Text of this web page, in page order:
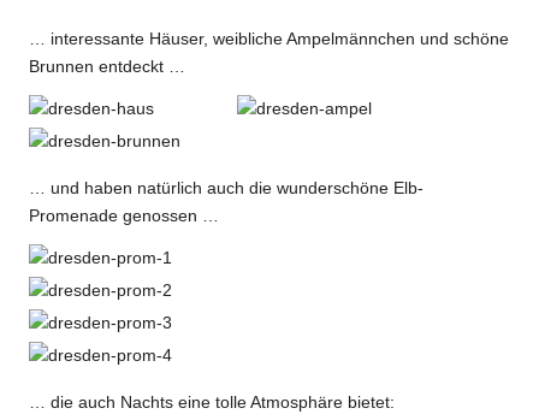
… interessante Häuser, weibliche Ampelmännchen und schöne
Brunnen entdeckt …
… und haben natürlich auch die wunderschöne Elb-
Promenade genossen …
… die auch Nachts eine tolle Atmosphäre bietet: